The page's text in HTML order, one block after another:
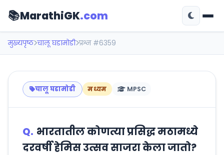
📚MarathiGK.com
मुख्यपृष्ठ चालू घडामोडी प्रश्न #6359
चालू घडामोडी मध्यम MPSC
Q. भारतातील कोणत्या प्रसिद्ध मठामध्ये
दरवर्षी हेमिस उत्सव साजरा केला जातो?